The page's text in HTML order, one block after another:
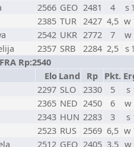
2566 GEO 2481 4
s
2385 TUR 2427 4,5 w
2542 UKR 2772 7
w
2357 SRB 2284 2,5 s
Rp:2540
Elo Land Rp Pkt.
2297 SLO 2330 5
s
2365 NED 2450 6
w
2343 HUN 2283 3
s
2523 RUS 2569 6,5 w
2512 GEO 2405 3,5 w